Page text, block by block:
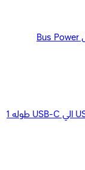
لافينتو (MP39W) كابل شحن سريع من USB-C الي USB-C طوله 1